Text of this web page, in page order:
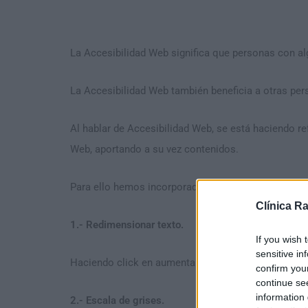
Clínica
If you wish
sensitive
confirm
continue
information
La Accesibilidad Web significa que personas con
La Accesibilidad Web también beneficia a otras
Al hablar de Accesibilidad Web, se está haciendo
Web, aportando a su vez contenidos.
Para ello hemos incorporado agunas funciones
1.- Redimensionar texto.
Haciendo click en aumentar texto y disminutir
2.- Escala de grises.